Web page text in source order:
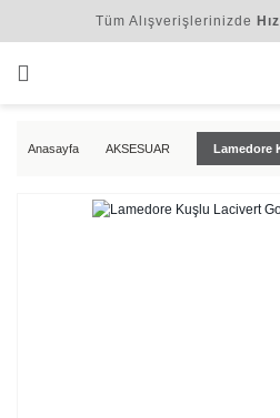
Tüm Alışverişlerinizde
Anasayfa AKSESUAR Lamedore